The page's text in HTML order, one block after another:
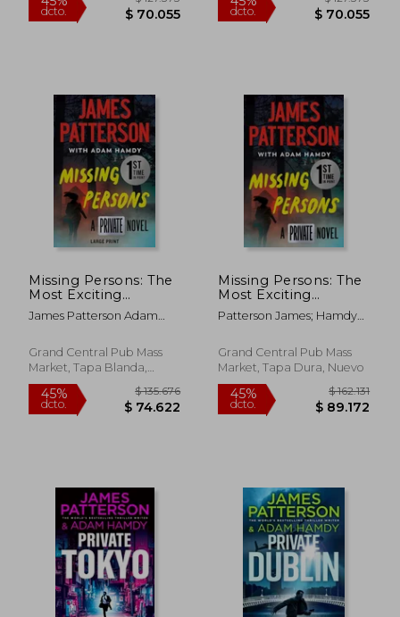
45%
dcto.
$ 127.373
$ 70.055
45%
dcto.
Missing Persons: The
Most Exciting
International Thriller
Series Since Jason
(en Inglés)
James Patterson Adam
Grand Central Pub Mass
Market, Tapa Blanda,
Nuevo
Missing Persons: The
Most Exciting
International Thriller
Series Since Jason
(en Inglés)
Patterson James; Hamdy
Grand Central Pub Mass
Market, Tapa Dura, Nuevo